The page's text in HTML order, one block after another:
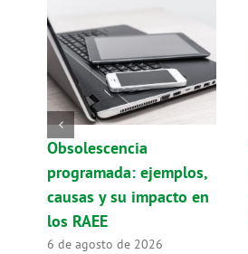
Obsolescencia
programada: ejemplos,
causas y su impacto en
los RAEE
6 de agosto de 2026